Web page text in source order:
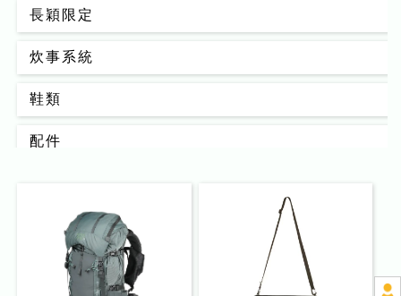
長穎限定
炊事系統
鞋類
配件